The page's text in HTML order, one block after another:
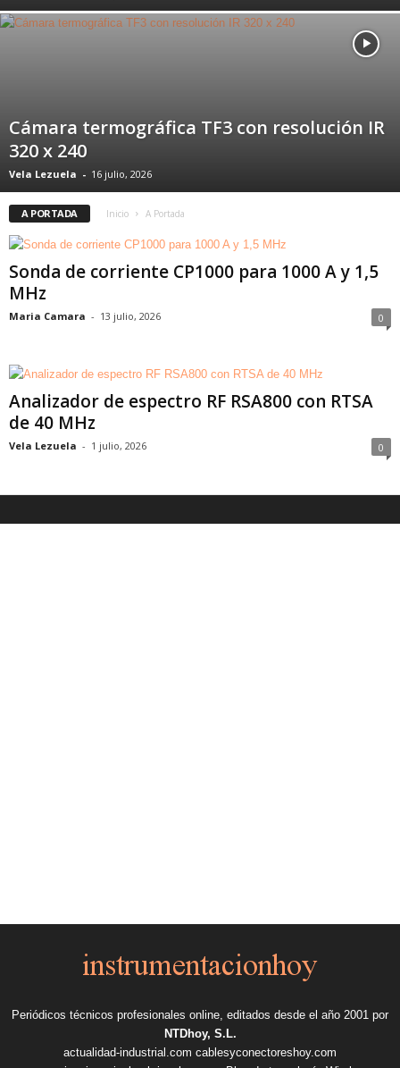
Cámara termográfica TF3 con resolución IR
320 x 240
Vela Lezuela - 16 julio, 2026
A PORTADA Inicio A Portada
Sonda de corriente CP1000 para 1000 A y 1,5
MHz
Maria Camara - 13 julio, 2026 0
Analizador de espectro RF RSA800 con RTSA
de 40 MHz
Vela Lezuela - 1 julio, 2026 0
Periódicos técnicos profesionales online, editados desde el año 2001 por
NTDhoy, S.L.
actualidad-industrial.com cablesyconectoreshoy.com